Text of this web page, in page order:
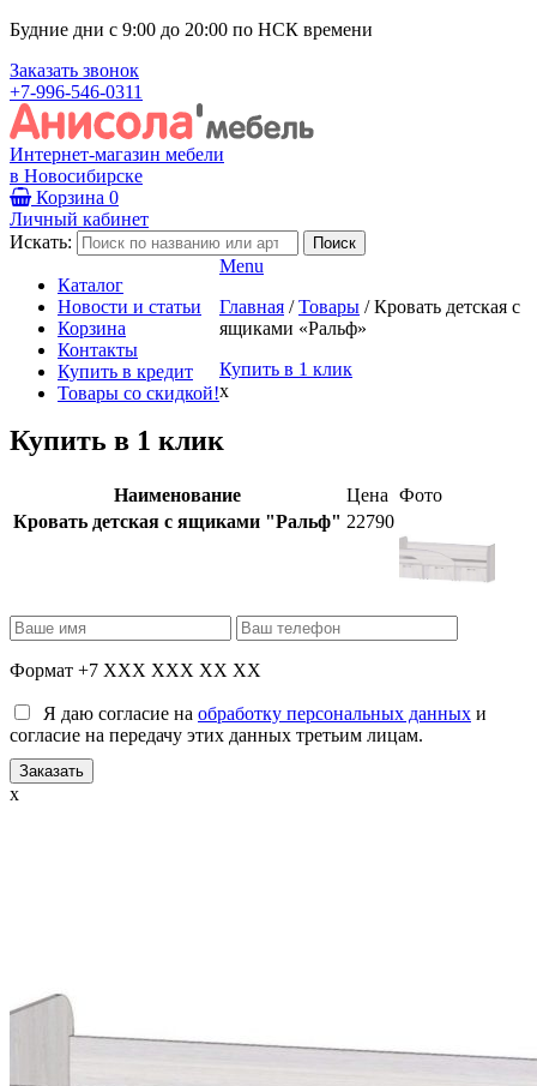
Будние дни с 9:00 до 20:00 по НСК времени
Заказать звонок
+7-996-546-0311
Интернет-магазин мебели
в Новосибирске
Корзина 0
Личный кабинет
Искать:
Каталог
Новости и статьи
Корзина
Контакты
Купить в кредит
Товары со скидкой!
Menu
Главная / Товары / Кровать детская с
ящиками «Ральф»
Купить в 1 клик
x
Купить в 1 клик
Наименование Цена Фото
Кровать детская с ящиками "Ральф" 22790
Формат +7 XXX XXX XX XX
Я даю согласие на обработку персональных данных и
согласие на передачу этих данных третьим лицам.
x